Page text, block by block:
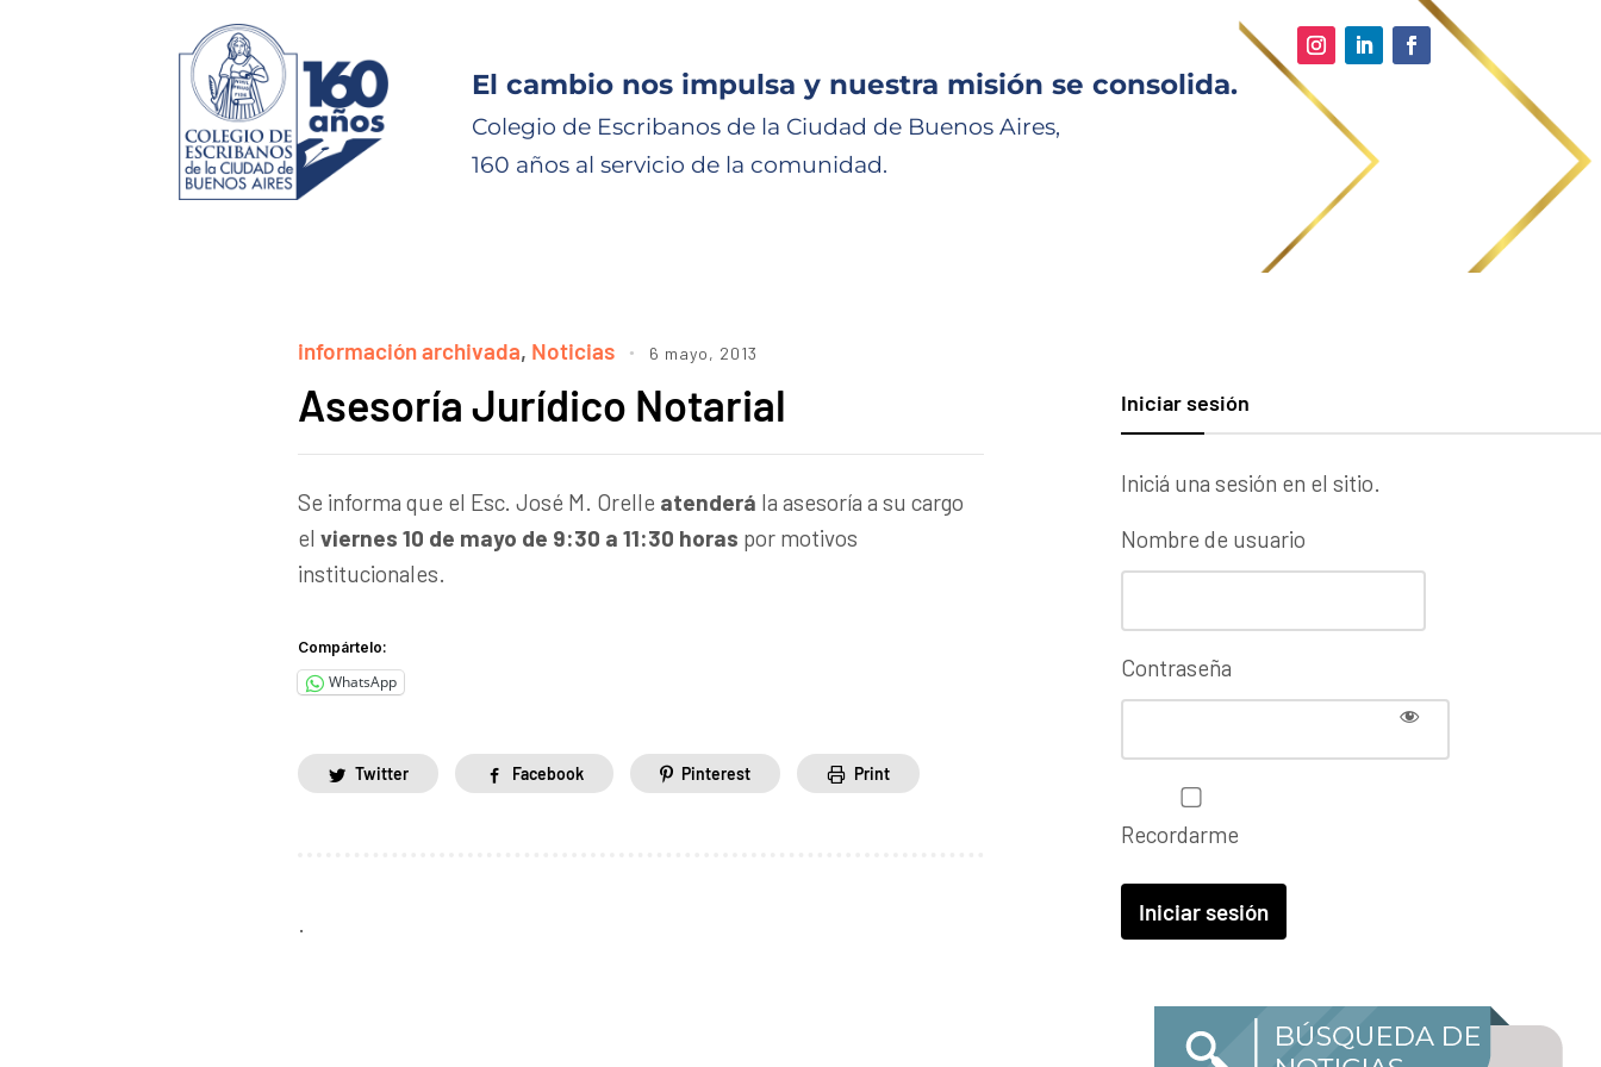
El cambio nos impulsa y nuestra misión se consolida.
Colegio de Escribanos de la Ciudad de Buenos Aires,
160 años al servicio de la comunidad.
información archivada, Noticias 6 mayo, 2013
Asesoría Jurídico Notarial
Se informa que el Esc. José M. Orelle atenderá la asesoría a su cargo
el viernes 10 de mayo de 9:30 a 11:30 horas por motivos
institucionales.
Compártelo:
WhatsApp
Twitter Facebook Pinterest Print
.
Iniciar sesión
Iniciá una sesión en el sitio.
Nombre de usuario
Contraseña
Recordarme